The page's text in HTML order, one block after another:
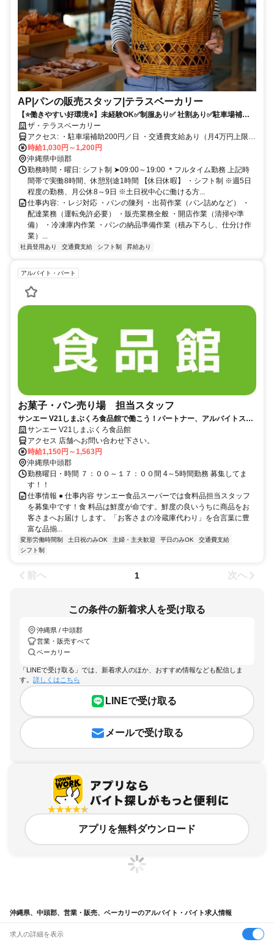
AP|パンの販売スタッフ|テラスベーカリー
【⭐️働きやすい好環境⭐️】未経験OK✅制服あり✅ 社割あり✅駐車場補助
あり✅ザ・テラスベーカリー
アクセス: ・駐車場補助200円／日 ・交通費支給あり（月4万円上限／
規定あり）
時給1,030円～1,200円
沖縄県中頭郡
勤務時間・曜日: シフト制 ➤09:00～19:00 ＊フルタイム勤務 上記時
間帯で実働8時間、休憩別途1時間 【休日休暇】 ・シフト制 ※週5日
程度の勤務、月公休8～9日 ※土日祝中心に働ける方...
仕事内容: ・レジ対応 ・パンの陳列 ・出荷作業（パン詰めなど） ・
配達業務（運転免許必要） ・販売業務全般 ・開店作業（清掃や準
備） ・冷凍庫内作業 ・パンの納品準備作業（積み下ろし、仕分け作
業）...
社員登用あり 交通費支給 シフト制 昇給あり
アルバイト・パート
お菓子・パン売り場 担当スタッフ
サンエー V21しまぶくろ食品館で働こう！パートナー、アルバイトスタ
ッフ大募集♪
サンエー V21しまぶくろ食品館
アクセス 店舗へお問い合わせ下さい。
時給1,150円～1,563円
沖縄県中頭郡
勤務曜日・時間 ７：００～１７：００間 4～5時間勤務 募集してま
す！！
仕事情報 ● 仕事内容 サンエー食品スーパーでは食料品担当スタッフ
を募集中です！食 料品は鮮度が命です。鮮度の良いうちに商品をお
客さまへお届け します。「お客さまの冷蔵庫代わり」を合言葉に豊
富な品揃...
変形労働時間制 土日祝のみOK 主婦・主夫歓迎 平日のみOK
交通費支給
シフト制
前へ 1 次へ
この条件の新着求人を受け取る
沖縄県 / 中頭郡
営業・販売すべて
ベーカリー
「LINEで受け取る」では、新着求人のほか、おすすめ情報なども配信しま
す。 詳しくはこちら
LINEで受け取る
メールで受け取る
アプリを無料ダウンロード
沖縄県、中頭郡、営業・販売、ベーカリーのアルバイト・バイト求人情報
求人の詳細を表示